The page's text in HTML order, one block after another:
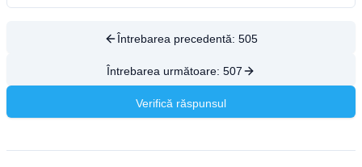
Întrebarea precedentă: 505
Întrebarea următoare: 507
Verifică răspunsul